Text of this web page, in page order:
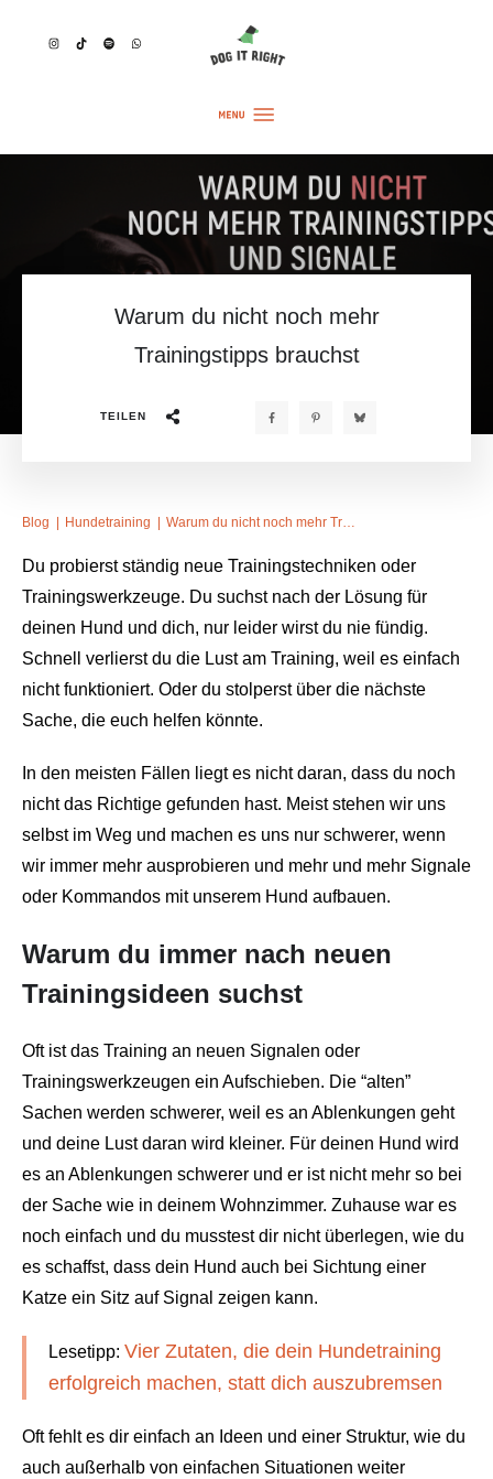
Warum du nicht noch mehr
Trainingstipps brauchst
TEILEN
Blog Hundetraining Warum du nicht noch mehr Trainingstipps brauchst
Du probierst ständig neue Trainingstechniken oder
Trainingswerkzeuge. Du suchst nach der Lösung für
deinen Hund und dich, nur leider wirst du nie fündig.
Schnell verlierst du die Lust am Training, weil es einfach
nicht funktioniert. Oder du stolperst über die nächste
Sache, die euch helfen könnte.
In den meisten Fällen liegt es nicht daran, dass du noch
nicht das Richtige gefunden hast. Meist stehen wir uns
selbst im Weg und machen es uns nur schwerer, wenn
wir immer mehr ausprobieren und mehr und mehr Signale
oder Kommandos mit unserem Hund aufbauen.
Warum du immer nach neuen
Trainingsideen suchst
Oft ist das Training an neuen Signalen oder
Trainingswerkzeugen ein Aufschieben. Die “alten”
Sachen werden schwerer, weil es an Ablenkungen geht
und deine Lust daran wird kleiner. Für deinen Hund wird
es an Ablenkungen schwerer und er ist nicht mehr so bei
der Sache wie in deinem Wohnzimmer. Zuhause war es
noch einfach und du musstest dir nicht überlegen, wie du
es schaffst, dass dein Hund auch bei Sichtung einer
Katze ein Sitz auf Signal zeigen kann.
Lesetipp: Vier Zutaten, die dein Hundetraining
erfolgreich machen, statt dich auszubremsen
Oft fehlt es dir einfach an Ideen und einer Struktur, wie du
auch außerhalb von einfachen Situationen weiter